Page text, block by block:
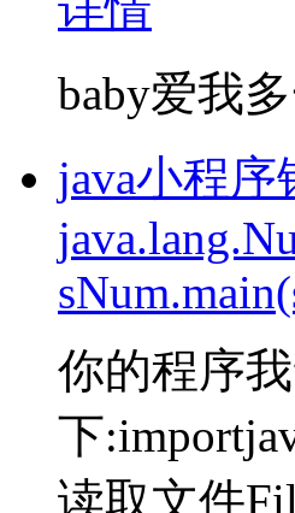
baby爱我
java小程序
你的程序
下
读取文件